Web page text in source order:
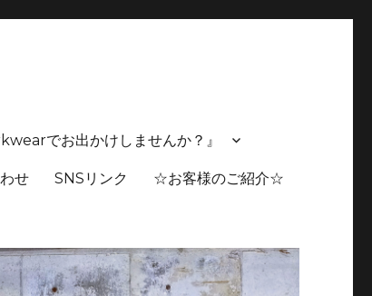
でお出かけしませんか？』
せ SNSリンク ☆お客様のご紹介☆